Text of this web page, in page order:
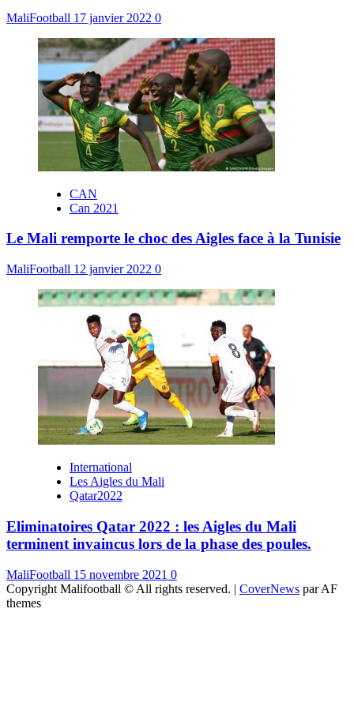
MaliFootball 17 janvier 2022 0
CAN
Can 2021
Le Mali remporte le choc des Aigles face à la Tunisie
MaliFootball 12 janvier 2022 0
International
Les Aigles du Mali
Qatar2022
Eliminatoires Qatar 2022 : les Aigles du Mali
terminent invaincus lors de la phase des poules.
MaliFootball 15 novembre 2021 0
Copyright Malifootball © All rights reserved. | CoverNews par AF
themes